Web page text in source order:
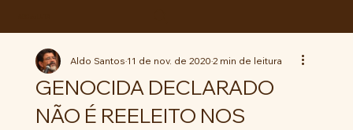
GENOCIDA DECLARADO
NÃO É REELEITO NOS
Aldo Santos11 de nov. de 20202 min de leitura